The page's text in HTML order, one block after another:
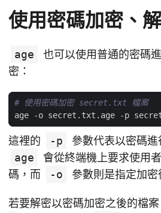
使用密碼加密、
age
也可以使用普通的密碼
密：
# 使用密碼加密 secret.txt 檔案
這裡的 -p
參數代表以密碼
age
會從終端機上要求使用
碼，而
-o 參數則是指定加密
若要解密以密碼加密之後的檔